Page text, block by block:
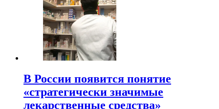
В России появится понятие
«стратегически значимые
лекарственные средства»